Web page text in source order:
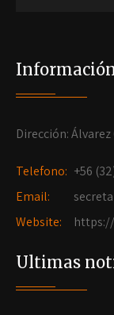
Dirección:
Telefono: +56
Email:
Website:
Ultimas